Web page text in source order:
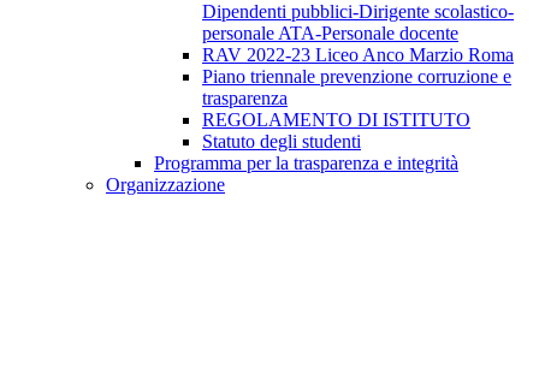
Dipendenti pubblici-Dirigente scolastico-
personale ATA-Personale docente
RAV 2022-23 Liceo Anco Marzio Roma
Piano triennale prevenzione corruzione e
trasparenza
REGOLAMENTO DI ISTITUTO
Statuto degli studenti
Programma per la trasparenza e integrità
Organizzazione